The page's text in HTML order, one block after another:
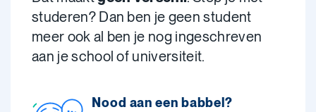
studeren? Dan ben je geen student
meer ook al ben je nog ingeschreven
aan je school of universiteit.
Nood aan een babbel?